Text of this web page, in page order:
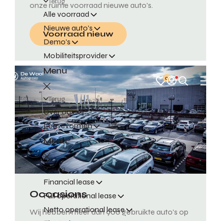
Alle voorraad
Nieuwe auto's
Demo's
Mobiliteitsprovider
Menu
Terug
Over ons
Leasevormen
Menu
Terug
Financial lease
Full operational lease
Netto operational lease
0
onze ruime voorraad nieuwe auto's.
Voorraad nieuw
Occasions
Wij hebben meer dan 900 gebruikte auto's op